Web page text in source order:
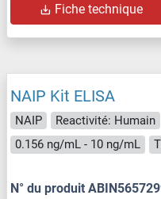
Fiche technique
NAIP Kit ELISA
NAIP Reactivité: Humain
0.156 ng/mL - 10 ng/mL
N° du produit